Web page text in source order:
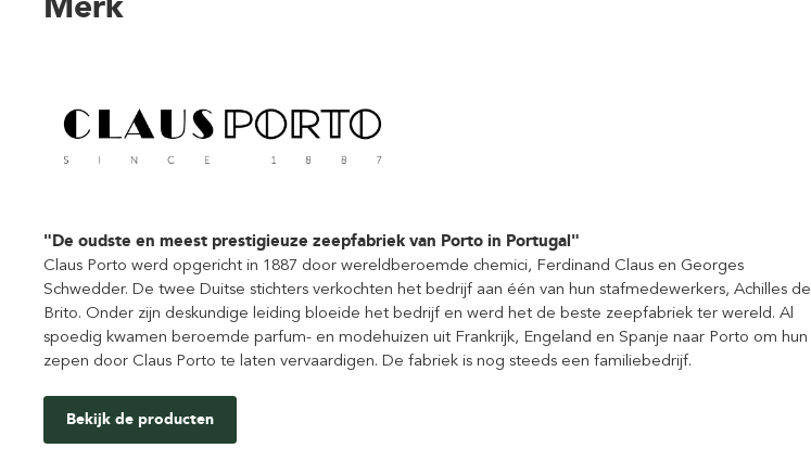
"De oudste en meest prestigieuze zeepfabriek van Porto in Portugal"
Claus Porto werd opgericht in 1887 door wereldberoemde chemici, Ferdinand Claus en Georges
Schwedder. De twee Duitse stichters verkochten het bedrijf aan één van hun stafmedewerkers, Achilles de
Brito. Onder zijn deskundige leiding bloeide het bedrijf en werd het de beste zeepfabriek ter wereld. Al
spoedig kwamen beroemde parfum- en modehuizen uit Frankrijk, Engeland en Spanje naar Porto om hun
zepen door Claus Porto te laten vervaardigen. De fabriek is nog steeds een familiebedrijf.
Bekijk de producten